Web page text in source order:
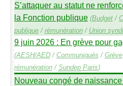
S’attaquer au statut ne
la Fonction publique (Budget/
publique/ rémunération/ Union
9 juin 2026 : En grève pour
(AESH/AED/ Communiqués / Grève
rémunération/ SundepParis)
Nouveau congé de